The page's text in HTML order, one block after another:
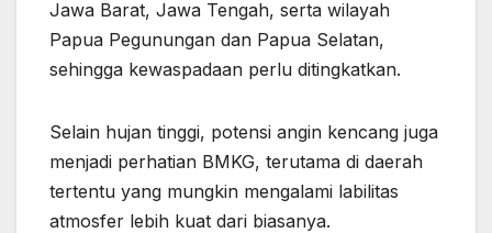
Jawa Barat, Jawa Tengah, serta wilayah
Papua Pegunungan dan Papua Selatan,
sehingga kewaspadaan perlu ditingkatkan.
Selain hujan tinggi, potensi angin kencang juga
menjadi perhatian BMKG, terutama di daerah
tertentu yang mungkin mengalami labilitas
atmosfer lebih kuat dari biasanya.